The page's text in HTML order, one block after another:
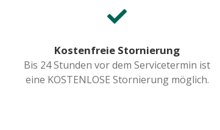
Kostenfreie Stornierung
Bis 24 Stunden vor dem Servicetermin ist
eine KOSTENLOSE Stornierung möglich.